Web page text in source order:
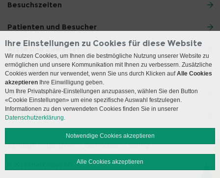
Besuchszeiten
Patienten und Besucher
Ärzte und Zuweiser
Unser Angebot
Lehre und Forschung
Social Media
Impressum Disclaimer Datenschutz Sitemap
Ihre Einstellungen zu Cookies für diese Website
Wir nutzen Cookies, um Ihnen die bestmögliche Nutzung unserer Website zu
ermöglichen und unsere Kommunikation mit Ihnen zu verbessern. Zusätzliche
Cookies werden nur verwendet, wenn Sie uns durch Klicken aufAlle Cookies
akzeptieren Ihre Einwilligung geben.
Um Ihre Privatsphäre-Einstellungen anzupassen, wählen Sie den Button
«Cookie Einstellungen» um eine spezifische Auswahl festzulegen.
Informationen zu den verwendeten Cookies finden Sie in unserer
Datenschutzerklärung.
Notwendige Cookies akzeptieren
Alle Cookies akzeptieren